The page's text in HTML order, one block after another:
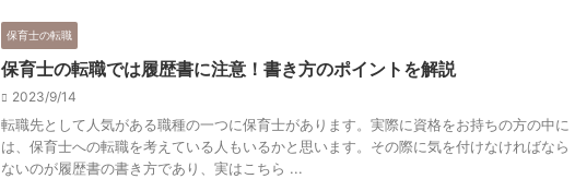
保育士の転職
保育士の転職では履歴書に注意！書き方のポイントを解説
2023/9/14
転職先として人気がある職種の一つに保育士があります。実際に資格をお持ちの方の中に
は、保育士への転職を考えている人もいるかと思います。その際に気を付けなければなら
ないのが履歴書の書き方であり、実はこちら ...